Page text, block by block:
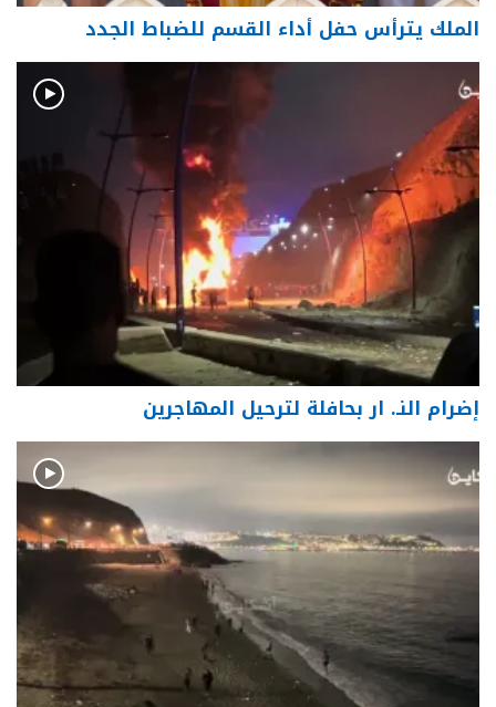
الملك يترأس حفل أداء القسم للضباط الجدد
إضرام النـ. ار بحافلة لترحيل المهاجرين